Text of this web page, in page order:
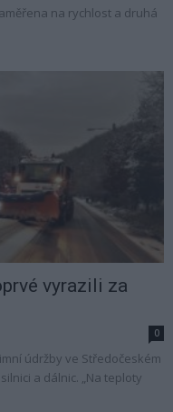
na rychlost a druhá
vyrazili za
0
údržby ve Středočeském
a dálnic. „Na teploty